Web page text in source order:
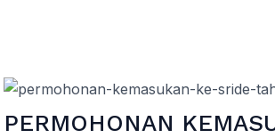
PERMOHONAN